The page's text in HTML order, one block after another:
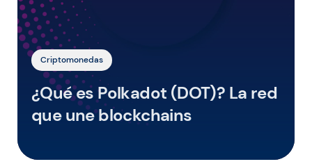
Criptomonedas
¿Qué es Polkadot (DOT)? La red
que une blockchains